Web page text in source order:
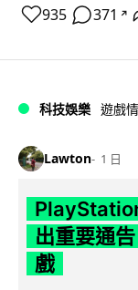
935 371 ↗
科技娛樂 遊戲
Lawton 1 日
出重要通
戲